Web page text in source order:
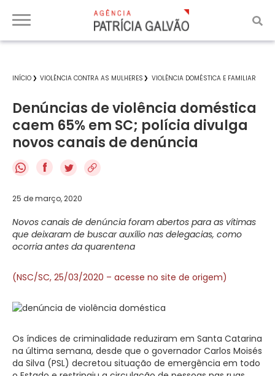
INÍCIO VIOLÊNCIA CONTRA AS MULHERES VIOLÊNCIA DOMÉSTICA E FAMILIAR
Denúncias de violência doméstica
caem 65% em SC; polícia divulga
novos canais de denúncia
f
25 de março, 2020
Novos canais de denúncia foram abertos para as vítimas
que deixaram de buscar auxílio nas delegacias, como
ocorria antes da quarentena
(NSC/SC, 25/03/2020 – acesse no site de origem)
Os índices de criminalidade reduziram em Santa Catarina
na última semana, desde que o governador Carlos Moisés
da Silva (PSL) decretou situação de emergência em todo